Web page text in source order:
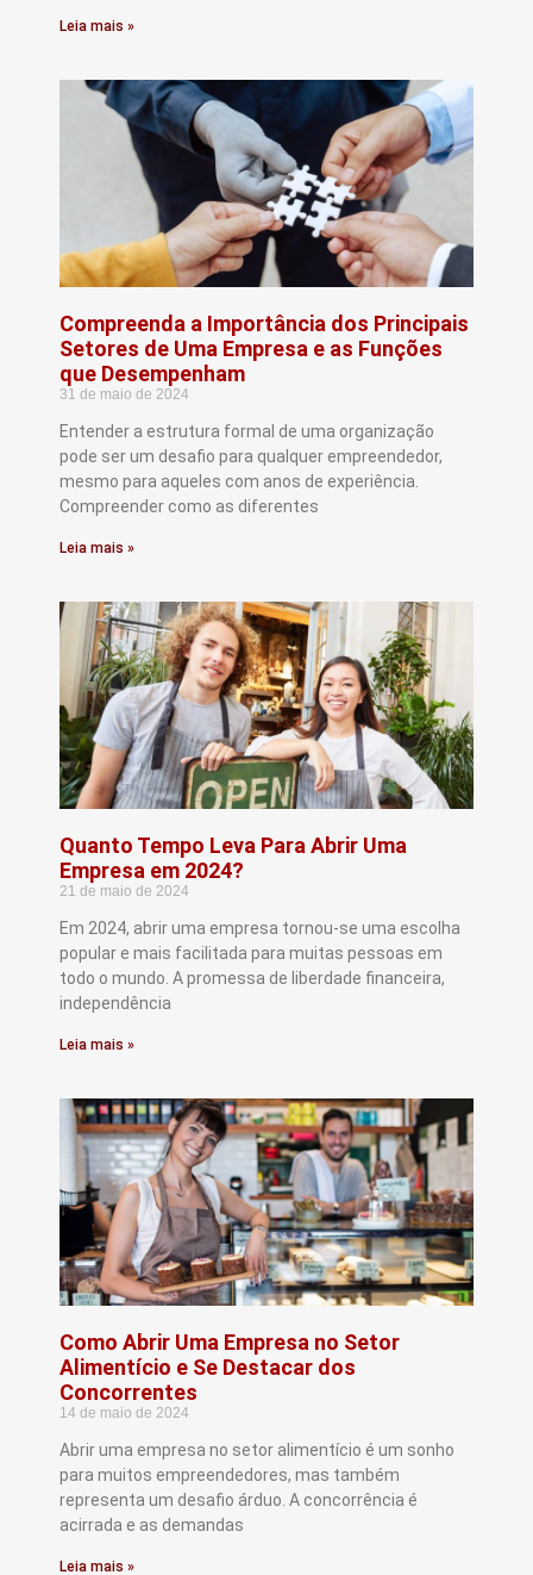
Leia mais »
Compreenda a Importância dos Principais
Setores de Uma Empresa e as Funções
que Desempenham
31 de maio de 2024
Entender a estrutura formal de uma organização
pode ser um desafio para qualquer empreendedor,
mesmo para aqueles com anos de experiência.
Compreender como as diferentes
Leia mais »
Quanto Tempo Leva Para Abrir Uma
Empresa em 2024?
21 de maio de 2024
Em 2024, abrir uma empresa tornou-se uma escolha
popular e mais facilitada para muitas pessoas em
todo o mundo. A promessa de liberdade financeira,
independência
Leia mais »
Como Abrir Uma Empresa no Setor
Alimentício e Se Destacar dos
Concorrentes
14 de maio de 2024
Abrir uma empresa no setor alimentício é um sonho
para muitos empreendedores, mas também
representa um desafio árduo. A concorrência é
acirrada e as demandas
Leia mais »